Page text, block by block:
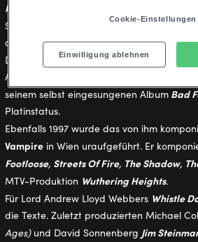
For Love (But I Won’t Do That)
Seinen erfolgreichsten SongTotal Eclipse
als Hommage an den FilmNosferatu.
Als
Dions
Falling Into Youwurde Jim Steinman
Award für das beste Album des Jahres
seinem selbst eingesungenen Album Bad
Platinstatus.
Ebenfalls 1997 wurde das von ihm
Vampire in Wien uraufgeführt. Er
Footloose, Streets Of Fire, The Shadow,
MTV-Produktion Wuthering Heights.
Für Lord Andrew Lloyd Webbers Whistle
die Texte. Zuletzt produzierten Michael
Ages)und David Sonnenberg Jim
Cookie-Einstellungen
Einwilligung ablehnen